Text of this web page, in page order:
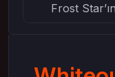
Frost
Whiteout